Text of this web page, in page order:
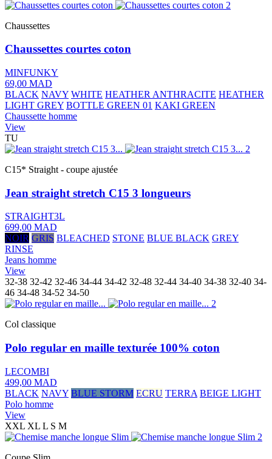
Chaussettes
Chaussettes courtes coton
MINFUNKY
69,00 MAD
BLACK NAVY WHITE HEATHER ANTHRACITE HEATHER
LIGHT GREY BOTTLE GREEN 01 KAKI GREEN
Chaussette homme
View
TU
C15* Straight - coupe ajustée
Jean straight stretch C15 3 longueurs
STRAIGHT3L
699,00 MAD
NOIR GRIS BLEACHED STONE BLUE BLACK GREY
RINSE
Jeans homme
View
32-38 32-42 32-46 34-44 34-42 32-48 32-44 34-40 34-38 32-40 34-
46 34-48 34-52 34-50
Col classique
Polo regular en maille texturée 100% coton
LECOMBI
499,00 MAD
BLACK NAVY BLUE STORM ECRU TERRA BEIGE LIGHT
Polo homme
View
XXL XL L S M